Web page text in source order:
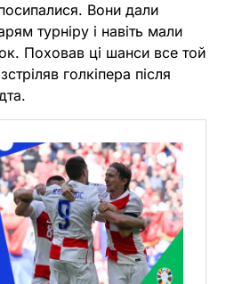
Вони дали
турніру і навіть мали
Поховав ці шанси все той
голкіпера після